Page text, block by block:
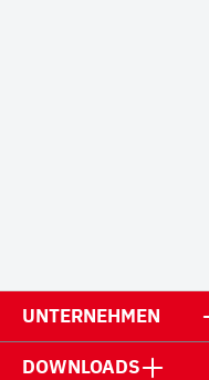
UNTERNEHMEN
DOWNLOADS